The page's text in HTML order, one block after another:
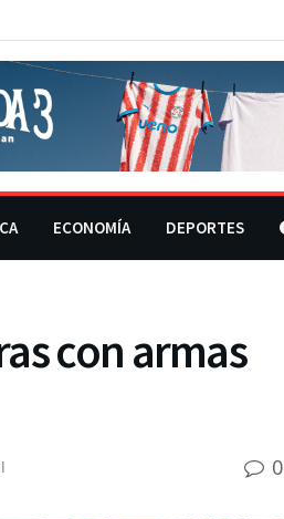
ECONOMÍA DEPORTES
con armas
0